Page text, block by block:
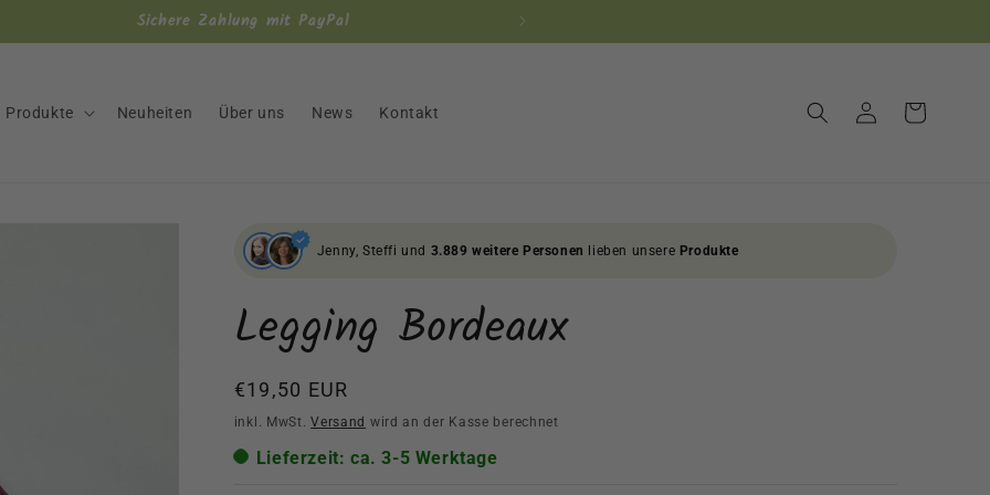
Versandkostenfrei ab 100€
Produkte Neuheiten Über uns News Kontakt EinloggenWarenkorb
Jenny, Steffi und 3.889 weitere Personen lieben unsere Produkte
Legging Bordeaux
Normaler
Preis
€19,50 EUR
inkl. MwSt.Versand wird an der Kasse berechnet
Lieferzeit: ca. 3-5 Werktage